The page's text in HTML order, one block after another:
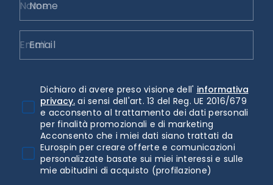
Nome
Email
Dichiaro di avere preso visione dell' informativa
privacy. ai sensi dell'art. 13 del Reg. UE 2016/679
e acconsento al trattamento dei dati personali
per finalità promozionali e di marketing
Acconsento che i miei dati siano trattati da
Eurospin per creare offerte e comunicazioni
personalizzate basate sui miei interessi e sulle
mie abitudini di acquisto (profilazione)